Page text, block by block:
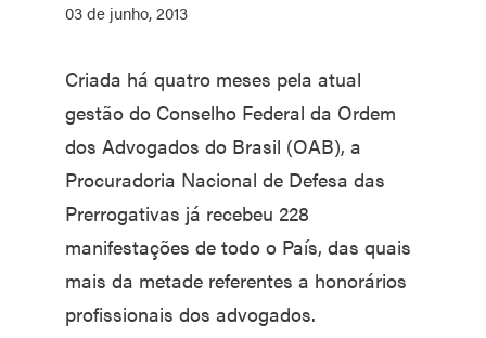
03 de junho, 2013
Criada há quatro meses pela atual
gestão do Conselho Federal da Ordem
dos Advogados do Brasil (OAB), a
Procuradoria Nacional de Defesa das
Prerrogativas já recebeu 228
manifestações de todo o País, das quais
mais da metade referentes a honorários
profissionais dos advogados.